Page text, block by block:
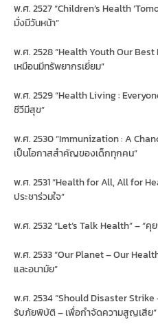
พ.ศ. 2527 “Children’s Health
มั่งมีวันหน้า”
พ.ศ. 2528 “Health Youth Our Best
เหมือนมีทรัพยากรเยี่ยม”
พ.ศ. 2529 “Health Living :
ชีวีมีสุข”
พ.ศ. 2530 “Immunization : A
เป็นโอกาสสำคัญของเด็กทุกคน”
พ.ศ. 2531 “Health for All, All for
ประชาร่วมใจ”
พ.ศ. 2532 “Let’s Talk Health” – “
พ.ศ. 2533 “Our Planet – Our
และอนามัย”
พ.ศ. 2534 “Should Disaster Strike
รับภัยพิบัติ – เพื่อกำจัดความสูญเสีย”